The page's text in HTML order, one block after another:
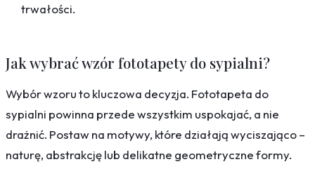
trwałości.
Jak wybrać wzór fototapety do sypialni?
Wybór wzoru to kluczowa decyzja. Fototapeta do
sypialni powinna przede wszystkim uspokajać, a nie
drażnić. Postaw na motywy, które działają wyciszająco –
naturę, abstrakcję lub delikatne geometryczne formy.